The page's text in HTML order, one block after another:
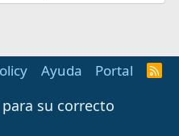
Ayuda Portal
R
su correcto